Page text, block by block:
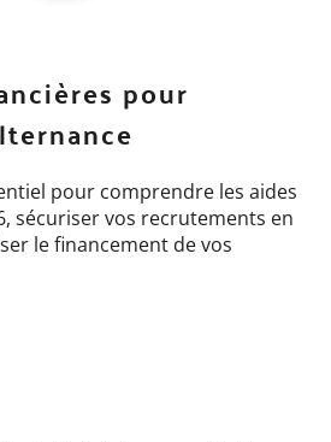
pour
pour comprendre les aides
sécuriser vos recrutements en
le financement de vos